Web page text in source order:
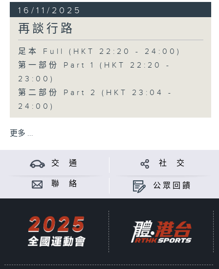
16/11/2025
再談行路
足本 Full (HKT 22:20 - 24:00)
第一部份 Part 1 (HKT 22:20 -
23:00)
第二部份 Part 2 (HKT 23:04 -
24:00)
更多 ...
交 通 社 交
聯 絡 公眾回饋